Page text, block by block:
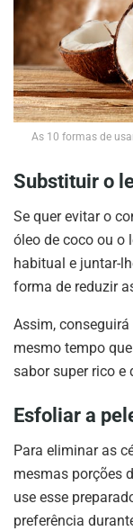
As 10 formas de
Substituir o
Se quer evitar o
óleo de coco ou o
habitual e juntar-
forma de reduzir
Assim,
mesmo tempo
sabor super rico e
Esfoliar a
Para eliminar as
mesmas porções
use esse
preferência